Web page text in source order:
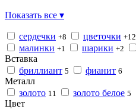
Показать все ▾
сердечки +8 цветочки +12
малинки +1 шарики +2
Вставка
бриллиант 5 фианит 6
Металл
золото 11 золото белое 5
Цвет